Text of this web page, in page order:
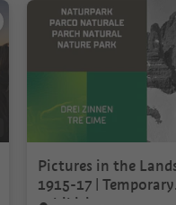
Pictures in the
1915-17 | Temporary